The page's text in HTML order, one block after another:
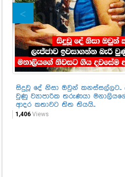
සිදුවූ දේ නිසා ඔවුන් කනස්සල්ලට..
වුණු ව්‍යාපාරික තරුණයා
ආදර කතාවට තිත තියයි..
1,406 Views